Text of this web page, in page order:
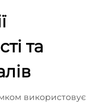
та
використовує